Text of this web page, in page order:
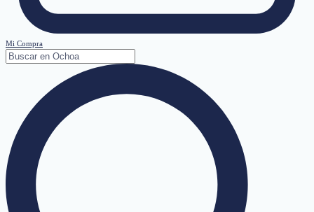
Mi Compra